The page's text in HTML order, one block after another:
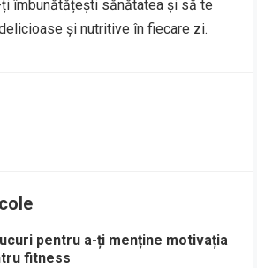
îmbunătățești sănătatea și să te
și nutritive în fiecare zi.
pentru a-ți menține motivația
fitness